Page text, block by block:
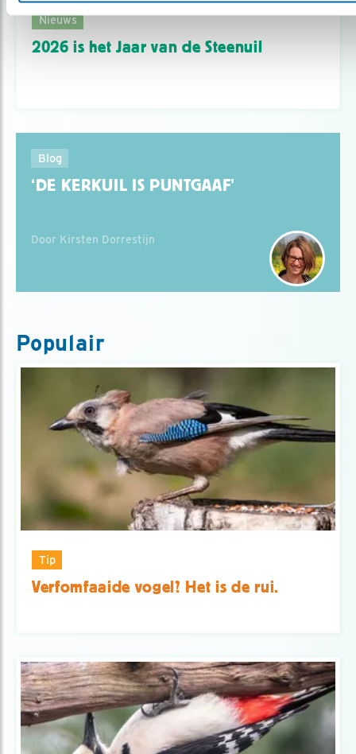
Nieuws
2026 is het Jaar van de Steenuil
Blog
‘DE KERKUIL IS PUNTGAAF’
Door Kirsten Dorrestijn
Populair
Tip
Verfomfaaide vogel? Het is de rui.